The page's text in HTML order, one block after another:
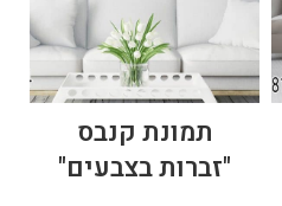
תמונת קנבס
"זברות בצבעים"